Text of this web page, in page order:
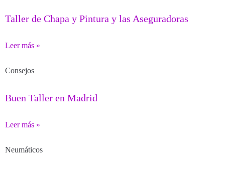
Taller de Chapa y Pintura y las Aseguradoras
Leer más »
Consejos
Buen Taller en Madrid
Leer más »
Neumáticos